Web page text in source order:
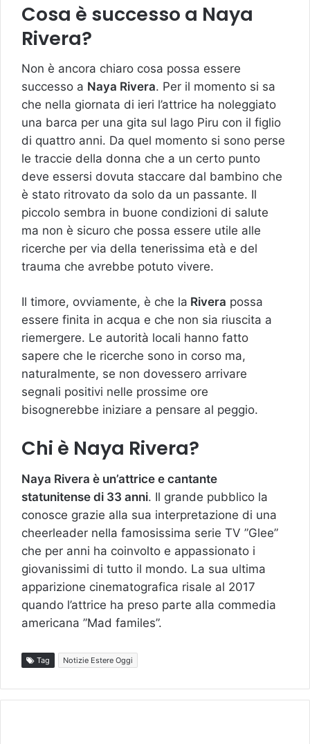
Cosa è successo a Naya
Rivera?
Non è ancora chiaro cosa possa essere
successo a Naya Rivera. Per il momento si sa
che nella giornata di ieri l’attrice ha noleggiato
una barca per una gita sul lago Piru con il figlio
di quattro anni. Da quel momento si sono perse
le traccie della donna che a un certo punto
deve essersi dovuta staccare dal bambino che
è stato ritrovato da solo da un passante. Il
piccolo sembra in buone condizioni di salute
ma non è sicuro che possa essere utile alle
ricerche per via della tenerissima età e del
trauma che avrebbe potuto vivere.
Il timore, ovviamente, è che la Rivera possa
essere finita in acqua e che non sia riuscita a
riemergere. Le autorità locali hanno fatto
sapere che le ricerche sono in corso ma,
naturalmente, se non dovessero arrivare
segnali positivi nelle prossime ore
bisognerebbe iniziare a pensare al peggio.
Chi è Naya Rivera?
Naya Rivera è un’attrice e cantante
statunitense di 33 anni. Il grande pubblico la
conosce grazie alla sua interpretazione di una
cheerleader nella famosissima serie TV ”Glee”
che per anni ha coinvolto e appassionato i
giovanissimi di tutto il mondo. La sua ultima
apparizione cinematografica risale al 2017
quando l’attrice ha preso parte alla commedia
americana ”Mad familes”.
Tag Notizie Estere Oggi